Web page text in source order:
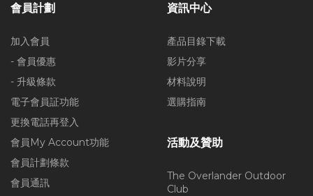
會員計劃
加入會員
- 會員優惠
- 升級條款
電子會員証功能
更換電話再登入
會員My Account功能
會員計劃條款
會員通訊
資訊中心
產品目錄下載
影片分享
材料說明
選購指南
活動及贊助
The Overlander Outdoor
Club